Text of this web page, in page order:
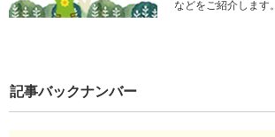
などをご紹介します。
記事バックナンバー